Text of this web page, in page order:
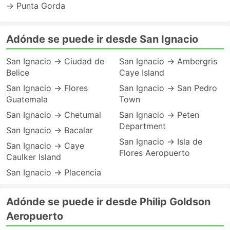
→ Punta Gorda
Adónde se puede ir desde San Ignacio
San Ignacio → Ciudad de
Belice
San Ignacio → Flores
Guatemala
San Ignacio → Chetumal
San Ignacio → Bacalar
San Ignacio → Caye
Caulker Island
San Ignacio → Placencia
San Ignacio → Ambergris
Caye Island
San Ignacio → San Pedro
Town
San Ignacio → Peten
Department
San Ignacio → Isla de
Flores Aeropuerto
Adónde se puede ir desde Philip Goldson
Aeropuerto